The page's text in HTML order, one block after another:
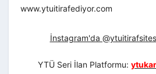
www.ytuitirafediyor.com
İnstagram'da
YTÜ Seri İlan Platformu: